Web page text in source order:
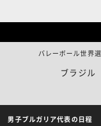
ブラジル
バレーボール世
男子ブルガリア代表の日程